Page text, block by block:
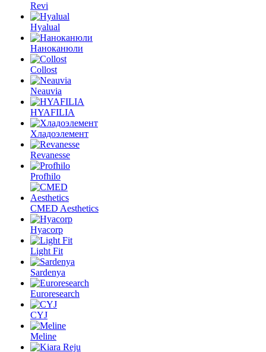
Revi
Hyalual
Наноканюли
Collost
Neauvia
HYAFILIA
Хладоэлемент
Revanesse
Profhilo
CMED Aesthetics
Hyacorp
Light Fit
Sardenya
Euroresearch
CYJ
Meline